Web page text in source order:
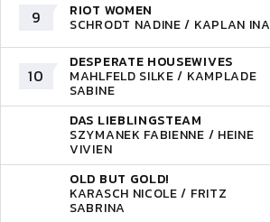
9 RIOT WOMEN
SCHRODT NADINE / KAPLAN INA
10
DESPERATE HOUSEWIVES
MAHLFELD SILKE / KAMPLADE
SABINE
DAS LIEBLINGSTEAM
SZYMANEK FABIENNE / HEINE
VIVIEN
OLD BUT GOLD!
KARASCH NICOLE / FRITZ
SABRINA